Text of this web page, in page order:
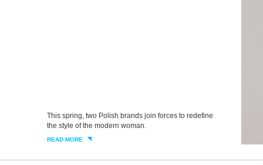
This spring, two Polish brands join forces to redefine
the style of the modern woman.
READ MORE